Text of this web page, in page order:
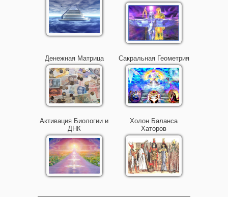
Денежная Матрица Сакральная Геометрия
Активация Биологии и
ДНК
Холон Баланса
Хаторов